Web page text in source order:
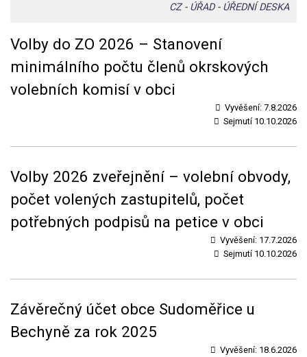
CZ- ÚŘAD- ÚŘEDNÍ DESKA
Volby do ZO 2026 – Stanovení
minimálního počtu členů okrskových
volebních komisí v obci
Vyvěšení: 7.8.2026
Sejmutí10.10.2026
Volby 2026 zveřejnění – volební obvody,
počet volených zastupitelů, počet
potřebných podpisů na petice v obci
Vyvěšení: 17.7.2026
Sejmutí10.10.2026
Závěrečný účet obce Sudoměřice u
Bechyně za rok 2025
Vyvěšení: 18.6.2026